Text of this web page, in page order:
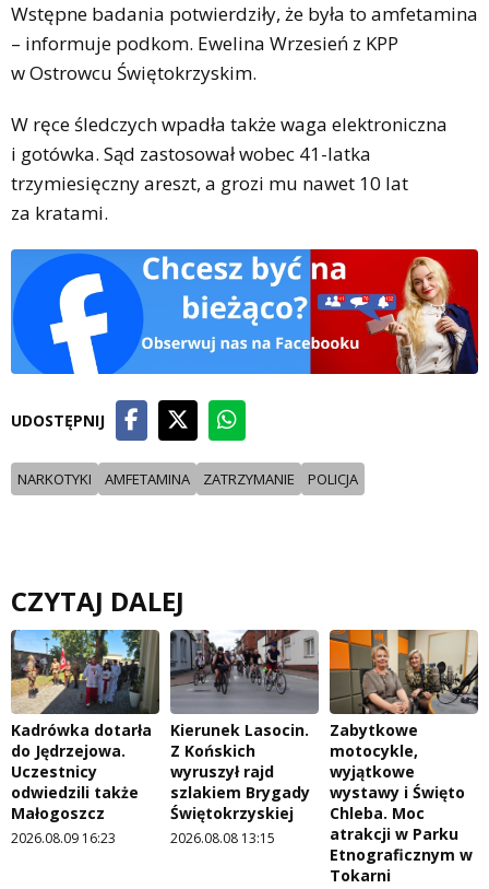
Wstępne badania potwierdziły, że była to amfetamina
– informuje podkom. Ewelina Wrzesień z KPP
w Ostrowcu Świętokrzyskim.
W ręce śledczych wpadła także waga elektroniczna
i gotówka. Sąd zastosował wobec 41-latka
trzymiesięczny areszt, a grozi mu nawet 10 lat
za kratami.
UDOSTĘPNIJ
NARKOTYKI AMFETAMINA ZATRZYMANIE POLICJA
CZYTAJ DALEJ
Kadrówka dotarła
do Jędrzejowa.
Uczestnicy
odwiedzili także
Małogoszcz
2026.08.09 16:23
Kierunek Lasocin.
Z Końskich
wyruszył rajd
szlakiem Brygady
Świętokrzyskiej
2026.08.08 13:15
Zabytkowe
motocykle,
wyjątkowe
wystawy i Święto
Chleba. Moc
atrakcji w Parku
Etnograficznym w
Tokarni